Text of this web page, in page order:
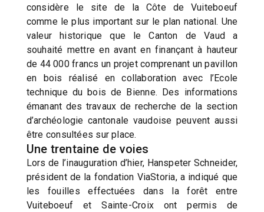
considère le site de la Côte de Vuiteboeuf
comme le plus important sur le plan national. Une
valeur historique que le Canton de Vaud a
souhaité mettre en avant en finançant à hauteur
de 44 000 francs un projet comprenant un pavillon
en bois réalisé en collaboration avec l’Ecole
technique du bois de Bienne. Des informations
émanant des travaux de recherche de la section
d’archéologie cantonale vaudoise peuvent aussi
être consultées sur place.
Une trentaine de voies
Lors de l’inauguration d’hier, Hanspeter Schneider,
président de la fondation ViaStoria, a indiqué que
les fouilles effectuées dans la forêt entre
Vuiteboeuf et Sainte-Croix ont permis de